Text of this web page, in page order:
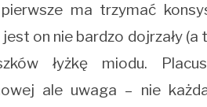
ma trzymać
on nie bardzo dojrzały (a
łyżkę miodu.
ale uwaga – nie